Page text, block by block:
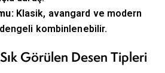
Klasik, avangard ve modern
kombinlenebilir.
Görülen Desen Tipleri